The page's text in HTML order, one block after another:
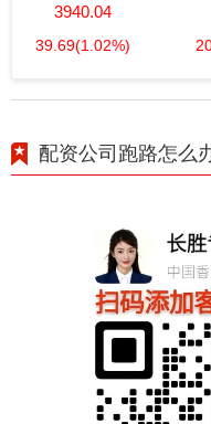
3940.04
39.69(1.02%)
配资公司跑路怎么